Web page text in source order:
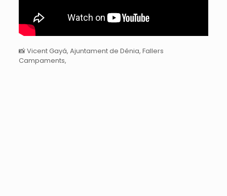
📸 Vicent Gayá, Ajuntament de Dénia, Fallers
Campaments,